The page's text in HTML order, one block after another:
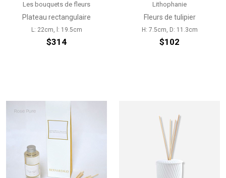
Les bouquets de fleurs
Plateau rectangulaire
L: 22cm, l: 19.5cm
$314
Lithophanie
Fleurs de tulipier
H: 7.5cm, D: 11.3cm
$102